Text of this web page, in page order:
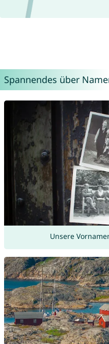
Spannendes über
Unsere